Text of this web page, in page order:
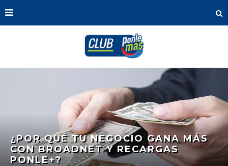
¿POR QUÉ TU NEGOCIO GANA MÁS
CON BROADNET Y RECARGAS
PONLE+?